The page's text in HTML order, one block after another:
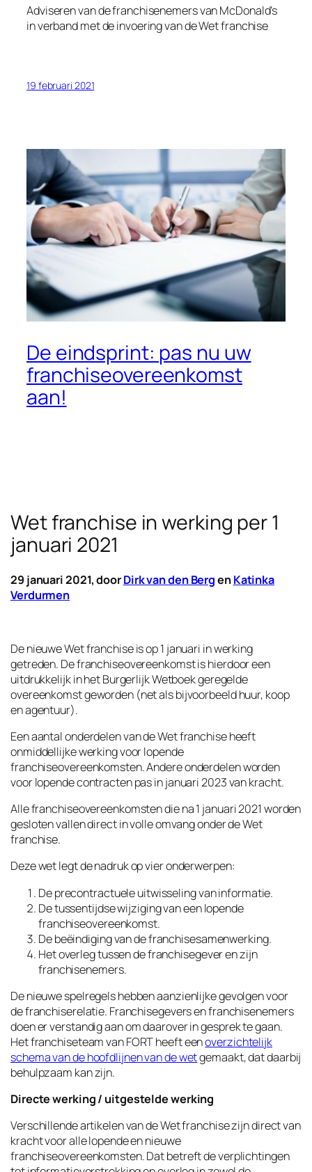
Adviseren van de franchisenemers van McDonald’s
in verband met de invoering van de Wet franchise
19 februari 2021
De eindsprint: pas nu uw
franchiseovereenkomst
aan!
Wet franchise in werking per 1
januari 2021
29 januari 2021, doorDirk van den BergenKatinka
Verdurmen
De nieuwe Wet franchise is op 1 januari in werking
getreden. De franchiseovereenkomst is hierdoor een
uitdrukkelijk in het Burgerlijk Wetboek geregelde
overeenkomst geworden (net als bijvoorbeeld huur, koop
en agentuur).
Een aantal onderdelen van de Wet franchise heeft
onmiddellijke werking voor lopende
franchiseovereenkomsten. Andere onderdelen worden
voor lopende contracten pas in januari 2023 van kracht.
Alle franchiseovereenkomsten die na 1 januari 2021 worden
gesloten vallen direct in volle omvang onder de Wet
franchise.
Deze wet legt de nadruk op vier onderwerpen:
De precontractuele uitwisseling van informatie.
De tussentijdse wijziging van een lopende
franchiseovereenkomst.
De beëindiging van de franchisesamenwerking.
Het overleg tussen de franchisegever en zijn
franchisenemers.
De nieuwe spelregels hebben aanzienlijke gevolgen voor
de franchiserelatie. Franchisegevers en franchisenemers
doen er verstandig aan om daarover in gesprek te gaan.
Het franchiseteam van FORT heeft eenoverzichtelijk
schema van de hoofdlijnen van de wetgemaakt, dat daarbij
behulpzaam kan zijn.
Directe werking / uitgestelde werking
Verschillende artikelen van de Wet franchise zijn direct van
kracht voor alle lopende en nieuwe
franchiseovereenkomsten. Dat betreft de verplichtingen